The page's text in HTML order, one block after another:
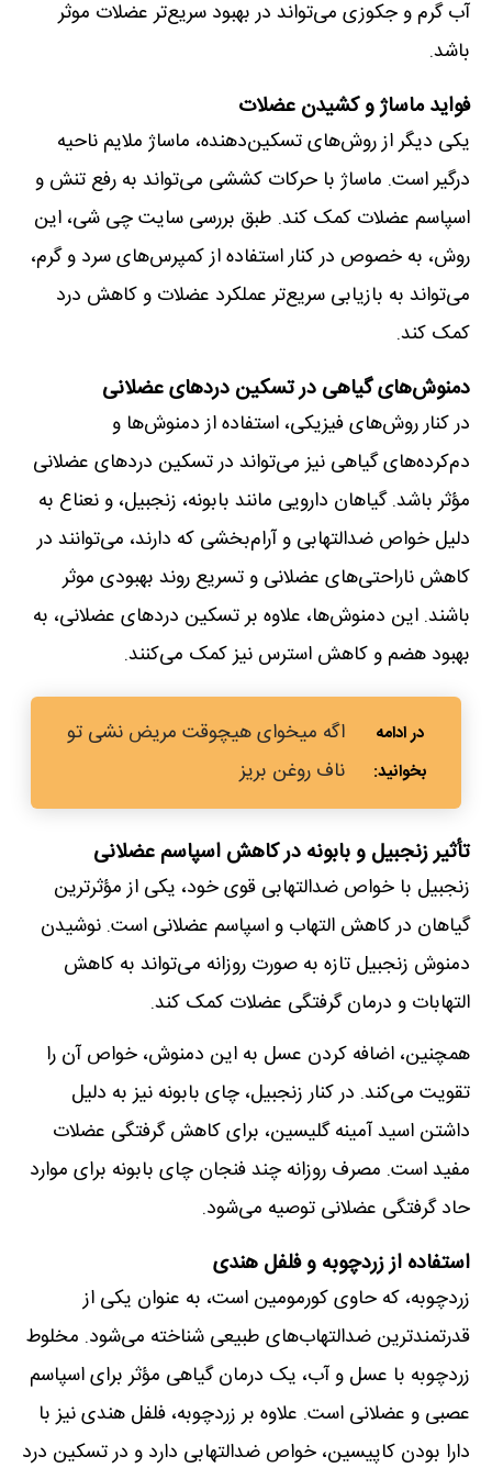
آب گرم و جکوزی می‌تواند در بهبود سریع‌تر عضلات موثر
باشد.
فواید ماساژ و کشیدن عضلات
یکی دیگر از روش‌های تسکین‌دهنده، ماساژ ملایم ناحیه
درگیر است. ماساژ با حرکات کششی می‌تواند به رفع تنش و
اسپاسم عضلات کمک کند. طبق بررسی سایت چی شی، این
روش، به خصوص در کنار استفاده از کمپرس‌های سرد و گرم،
می‌تواند به بازیابی سریع‌تر عملکرد عضلات و کاهش درد
کمک کند.
دمنوش‌های گیاهی در تسکین دردهای عضلانی
در کنار روش‌های فیزیکی، استفاده از دمنوش‌ها و
دم‌کرده‌های گیاهی نیز می‌تواند در تسکین دردهای عضلانی
مؤثر باشد. گیاهان دارویی مانند بابونه، زنجبیل، و نعناع به
دلیل خواص ضدالتهابی و آرام‌بخشی که دارند، می‌توانند در
کاهش ناراحتی‌های عضلانی و تسریع روند بهبودی موثر
باشند. این دمنوش‌ها، علاوه بر تسکین دردهای عضلانی، به
بهبود هضم و کاهش استرس نیز کمک می‌کنند.
اگه میخوای هیچوقت مریض نشی تو
ناف روغن بریز
تأثیر زنجبیل و بابونه در کاهش اسپاسم عضلانی
زنجبیل با خواص ضدالتهابی قوی خود، یکی از مؤثرترین
گیاهان در کاهش التهاب و اسپاسم عضلانی است. نوشیدن
دمنوش زنجبیل تازه به صورت روزانه می‌تواند به کاهش
التهابات و درمان گرفتگی عضلات کمک کند.
همچنین، اضافه کردن عسل به این دمنوش، خواص آن را
تقویت می‌کند. در کنار زنجبیل، چای بابونه نیز به دلیل
داشتن اسید آمینه گلیسین، برای کاهش گرفتگی عضلات
مفید است. مصرف روزانه چند فنجان چای بابونه برای موارد
حاد گرفتگی عضلانی توصیه می‌شود.
استفاده از زردچوبه و فلفل هندی
زردچوبه، که حاوی کورمومین است، به عنوان یکی از
قدرتمندترین ضدالتهاب‌های طبیعی شناخته می‌شود. مخلوط
زردچوبه با عسل و آب، یک درمان گیاهی مؤثر برای اسپاسم
عصبی و عضلانی است. علاوه بر زردچوبه، فلفل هندی نیز با
دارا بودن کاپیسین، خواص ضدالتهابی دارد و در تسکین درد